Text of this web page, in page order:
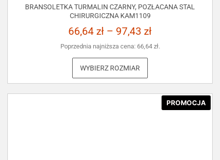
BRANSOLETKA TURMALIN CZARNY, POZŁACANA STAL
CHIRURGICZNA KAM1109
66,64 zł – 97,43 zł
Poprzednia najniższa cena: 66,64 zł.
WYBIERZ ROZMIAR
PROMOCJA